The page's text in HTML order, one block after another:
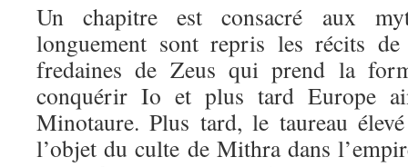
Un chapitre est consacré aux
longuement sont repris les récits
fredaines de Zeus qui prend la
conquérir Io et plus tard Europe
Minotaure. Plus tard, le taureau
l’objet du culte de Mithra dans